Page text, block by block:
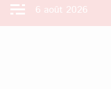
Aller
6 août 2026